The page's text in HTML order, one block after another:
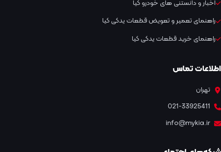
اخبار و دانستنی های خودرو کیا
راهنمای تعمیر و تعویض قطعات یدکی کیا
راهنمای خرید قطعات یدکی کیا
اطلاعات تماس
تهران
021-33925411
info@mykia.ir